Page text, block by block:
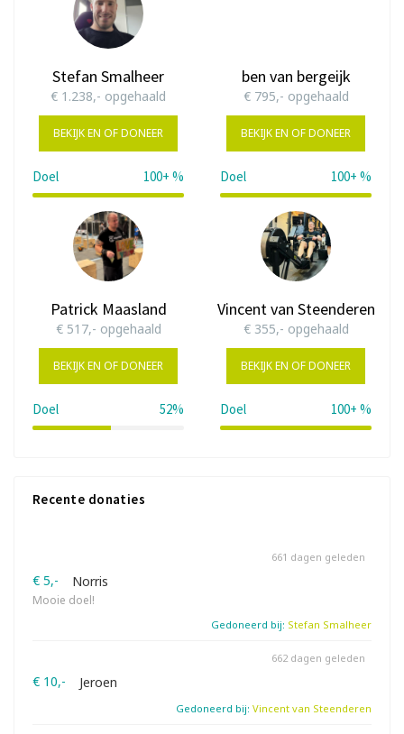
Stefan Smalheer
€ 1.238,- opgehaald
BEKIJK EN OF DONEER
Doel 100+ %
124%
ben van bergeijk
€ 795,- opgehaald
BEKIJK EN OF DONEER
Doel 100+ %
Patrick Maasland
€ 517,- opgehaald
BEKIJK EN OF DONEER
Doel 52%
52%
Vincent van Steenderen
€ 355,- opgehaald
BEKIJK EN OF DONEER
Doel 100+ %
118%
Recente donaties
€ 5,- Norris
Mooie doel!
661 dagen geleden
Gedoneerd bij: Stefan Smalheer
€ 10,- Jeroen
662 dagen geleden
Gedoneerd bij: Vincent van Steenderen